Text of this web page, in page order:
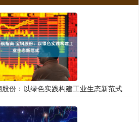
份：以绿色实践构建工业生态新范式